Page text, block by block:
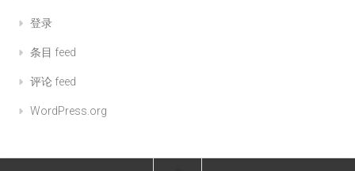
登录
条目 feed
评论 feed
WordPress.org